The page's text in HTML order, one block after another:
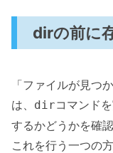
dirの前に
「ファイルが見つ
は、 dirコマンド
するかどうかを確
これを行う一つの方